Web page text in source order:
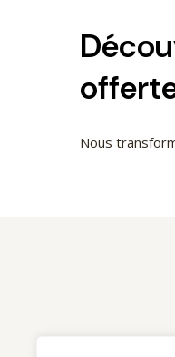
Nous